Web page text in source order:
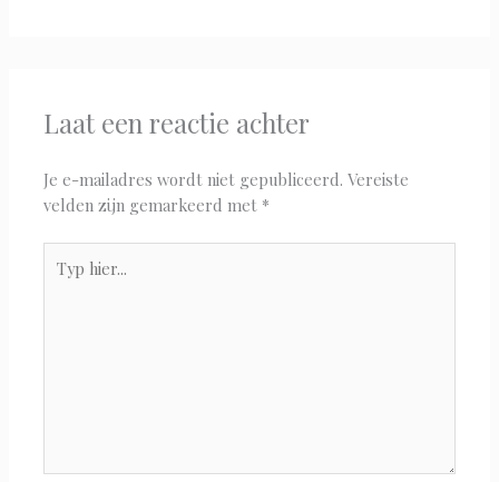
Laat een reactie achter
Je e-mailadres wordt niet gepubliceerd. Vereiste
velden zijn gemarkeerd met *
hier...